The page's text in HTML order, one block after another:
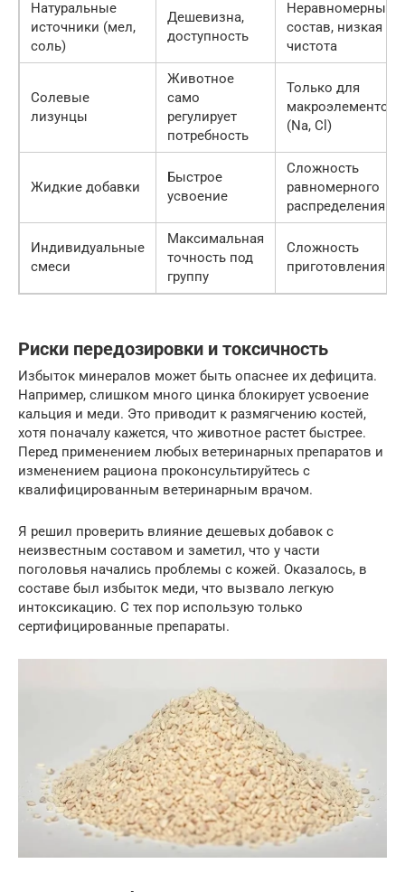
Натуральные
источники (мел,
соль)
Дешевизна,
доступность
Неравномерный
состав, низкая
чистота
Солевые
лизунцы
Животное
само
регулирует
потребность
Только для
макроэлементов
(Na, Cl)
Жидкие добавки
Быстрое
усвоение
Сложность
равномерного
распределения
Индивидуальные
смеси
Максимальная
точность под
группу
Сложность
приготовления
Риски передозировки и токсичность
Избыток минералов может быть опаснее их дефицита.
Например, слишком много цинка блокирует усвоение
кальция и меди. Это приводит к размягчению костей,
хотя поначалу кажется, что животное растет быстрее.
Перед применением любых ветеринарных препаратов и
изменением рациона проконсультируйтесь с
квалифицированным ветеринарным врачом.
Я решил проверить влияние дешевых добавок с
неизвестным составом и заметил, что у части
поголовья начались проблемы с кожей. Оказалось, в
составе был избыток меди, что вызвало легкую
интоксикацию. С тех пор использую только
сертифицированные препараты.